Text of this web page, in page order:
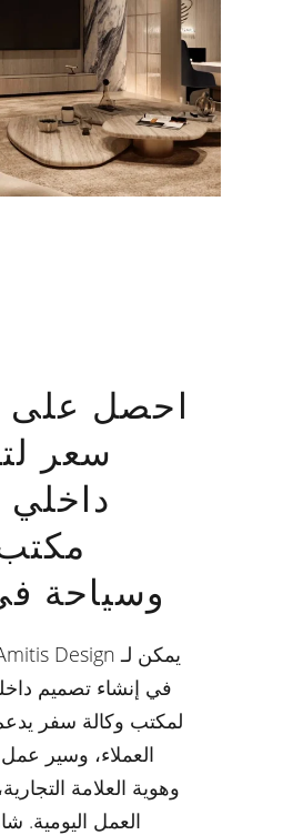
احصل
سعر
داخلي
وسياحة
في إنشاء تصميم
لمكتب وكالة سفر
العملاء، وسير
وهوية العلامة
العمل اليومية.